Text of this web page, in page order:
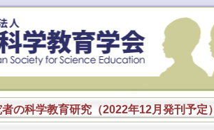
の科学教育研究（2022年12月発刊予定）